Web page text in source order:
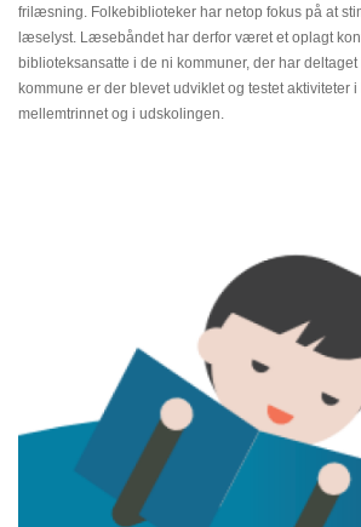
frilæsning. Folkebiblioteker har netop fokus på at
læselyst. Læsebåndet har derfor været et oplagt
biblioteksansatte i de ni kommuner, der har deltaget
kommune er der blevet udviklet og testet aktiviteter
mellemtrinnet og i udskolingen.